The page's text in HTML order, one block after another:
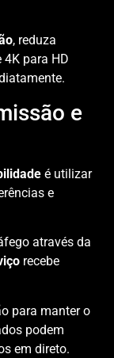
, reduza
para HD
e
é utilizar
e
através da
recebe
para manter o
podem
em direto.